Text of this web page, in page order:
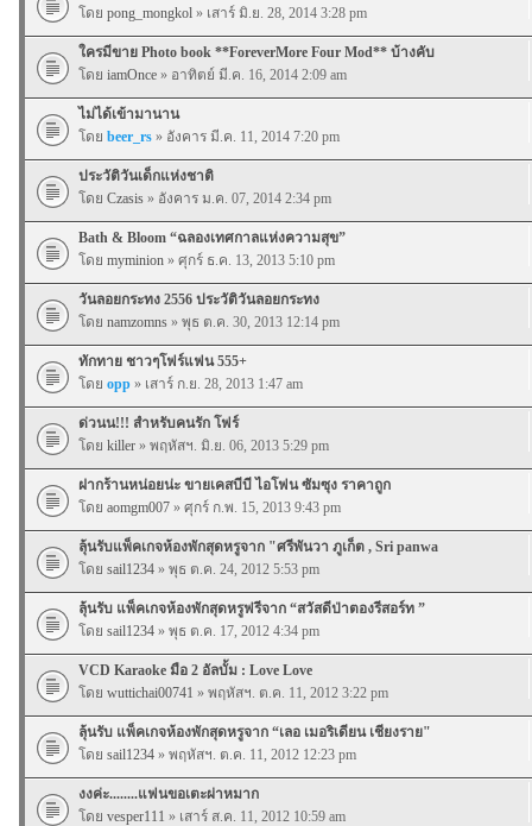
โดย pong_mongkol » เสาร์ มิ.ย. 28, 2014 3:28 pm
ใครมีขาย Photo book **ForeverMore Four Mod** บ้างคับ
โดย iamOnce » อาทิตย์ มี.ค. 16, 2014 2:09 am
ไม่ได้เข้ามานาน
โดย beer_rs » อังคาร มี.ค. 11, 2014 7:20 pm
ประวัติวันเด็กแห่งชาติ
โดย Czasis » อังคาร ม.ค. 07, 2014 2:34 pm
Bath & Bloom “ฉลองเทศกาลแห่งความสุข”
โดย myminion » ศุกร์ ธ.ค. 13, 2013 5:10 pm
วันลอยกระทง 2556 ประวัติวันลอยกระทง
โดย namzomns » พุธ ต.ค. 30, 2013 12:14 pm
ทักทาย ชาวๆโฟร์แฟน 555+
โดย opp » เสาร์ ก.ย. 28, 2013 1:47 am
ด่วนน!!! สำหรับคนรัก โฟร์
โดย killer » พฤหัสฯ. มิ.ย. 06, 2013 5:29 pm
ฝากร้านหน่อยน่ะ ขายเคสบีบี ไอโฟน ซัมซุง ราคาถูก
โดย aomgm007 » ศุกร์ ก.พ. 15, 2013 9:43 pm
ลุ้นรับแพ็คเกจห้องพักสุดหรูจาก "ศรีพันวา ภูเก็ต , Sri panwa
โดย sail1234 » พุธ ต.ค. 24, 2012 5:53 pm
ลุ้นรับ แพ็คเกจห้องพักสุดหรูฟรีจาก “สวัสดีป่าตองรีสอร์ท ”
โดย sail1234 » พุธ ต.ค. 17, 2012 4:34 pm
VCD Karaoke มือ 2 อัลบั้ม : Love Love
โดย wuttichai00741 » พฤหัสฯ. ต.ค. 11, 2012 3:22 pm
ลุ้นรับ แพ็คเกจห้องพักสุดหรูจาก “เลอ เมอริเดียน เชียงราย"
โดย sail1234 » พฤหัสฯ. ต.ค. 11, 2012 12:23 pm
งงค่ะ........แฟนขอเตะผ่าหมาก
โดย vesper111 » เสาร์ ส.ค. 11, 2012 10:59 am